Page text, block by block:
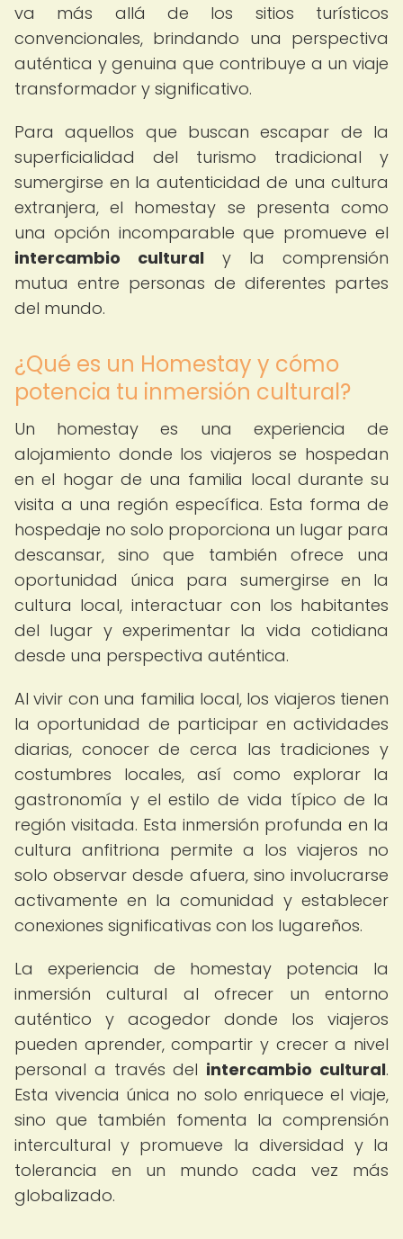
va más allá de los sitios turísticos
convencionales, brindando una perspectiva
auténtica y genuina que contribuye a un viaje
transformador y significativo.
Para aquellos que buscan escapar de la
superficialidad del turismo tradicional y
sumergirse en la autenticidad de una cultura
extranjera, el homestay se presenta como
una opción incomparable que promueve el
intercambio cultural y la comprensión
mutua entre personas de diferentes partes
del mundo.
¿Qué es un Homestay y cómo
potencia tu inmersión cultural?
Un homestay es una experiencia de
alojamiento donde los viajeros se hospedan
en el hogar de una familia local durante su
visita a una región específica. Esta forma de
hospedaje no solo proporciona un lugar para
descansar, sino que también ofrece una
oportunidad única para sumergirse en la
cultura local, interactuar con los habitantes
del lugar y experimentar la vida cotidiana
desde una perspectiva auténtica.
Al vivir con una familia local, los viajeros tienen
la oportunidad de participar en actividades
diarias, conocer de cerca las tradiciones y
costumbres locales, así como explorar la
gastronomía y el estilo de vida típico de la
región visitada. Esta inmersión profunda en la
cultura anfitriona permite a los viajeros no
solo observar desde afuera, sino involucrarse
activamente en la comunidad y establecer
conexiones significativas con los lugareños.
La experiencia de homestay potencia la
inmersión cultural al ofrecer un entorno
auténtico y acogedor donde los viajeros
pueden aprender, compartir y crecer a nivel
personal a través del intercambio cultural.
Esta vivencia única no solo enriquece el viaje,
sino que también fomenta la comprensión
intercultural y promueve la diversidad y la
tolerancia en un mundo cada vez más
globalizado.